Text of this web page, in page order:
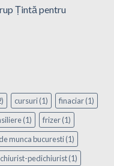
Țintă pentru
cursuri(1) finaciar(1)
(1) frizer(1)
munca bucuresti(1)
pedichiurist(1)